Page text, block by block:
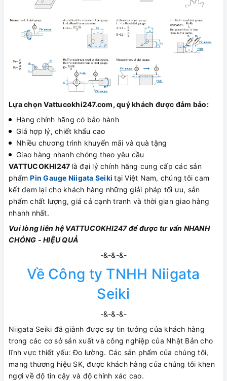
Lựa chọn Vattucokhi247.com, quý khách được đảm bảo:
Hàng chính hãng có bảo hành
Giá hợp lý, chiết khấu cao
Nhiều chương trình khuyến mãi và quà tặng
Giao hàng nhanh chóng theo yêu cầu
VATTUCOKHI247 là đại lý chính hãng cung cấp các sản
phẩmPin Gauge Niigata Seiki tại Việt Nam, chúng tôi cam
kết đem lại cho khách hàng những giải pháp tối ưu, sản
phẩm chất lượng, giá cả cạnh tranh và thời gian giao hàng
nhanh nhất.
Vui lòng liên hệ VATTUCOKHI247 để được tư vấn NHANH
CHÓNG - HIỆU QUẢ
-&-&-&-
Về Công ty TNHH Niigata
Seiki
-&-&-&-
Niigata Seiki đã giành được sự tin tưởng của khách hàng
trong các cơ sở sản xuất và công nghiệp của Nhật Bản cho
lĩnh vực thiết yếu: Đo lường. Các sản phẩm của chúng tôi,
mang thương hiệu SK, được khách hàng của chúng tôi khen
ngợi về độ tin cậy và độ chính xác cao.